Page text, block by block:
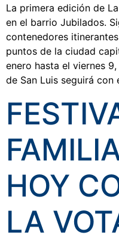
La primera edición de
en el barrio Jubilados.
contenedores
puntos de la ciudad
enero hasta el viernes
de San Luis seguirá
HOY
LA